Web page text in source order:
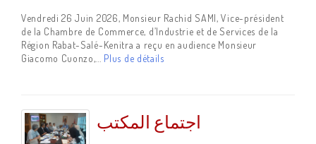
Vendredi 26 Juin 2026, Monsieur Rachid SAMI, Vice-président
de la Chambre de Commerce, d’Industrie et de Services de la
Région Rabat-Salé-Kenitra a reçu en audience Monsieur
Giacomo Cuonzo,... Plus de détails
اجتماع المكتب